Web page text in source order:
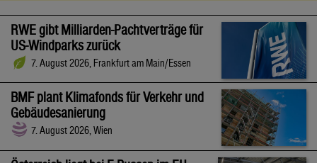
RWE gibt Milliarden-Pachtverträge für
US-Windparks zurück
7. August 2026, Frankfurt am Main/Essen
BMF plant Klimafonds für Verkehr und
Gebäudesanierung
7. August 2026, Wien